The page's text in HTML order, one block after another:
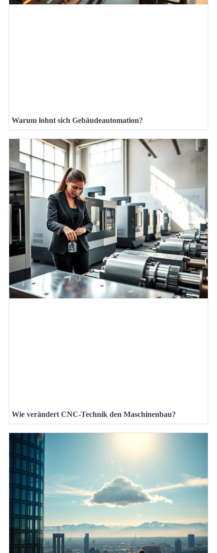
Warum lohnt sich Gebäudeautomation?
Wie verändert CNC-Technik den Maschinenbau?